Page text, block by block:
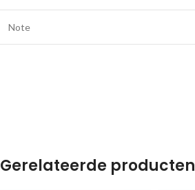
Note
Gerelateerde producten